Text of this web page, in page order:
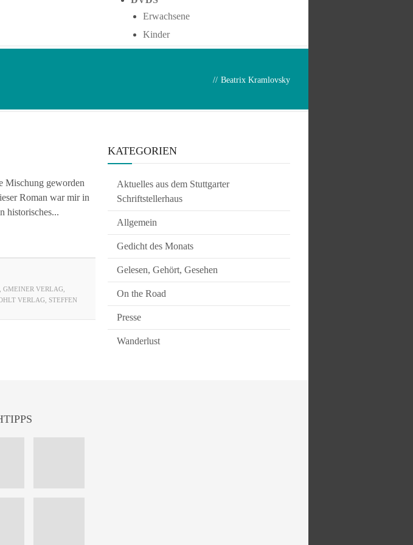
Erwachsene
Kinder
// Beatrix Kramlovsky
Mischung geworden
Roman war mir in
historisches...
GMEINER VERLAG
VERLAG STEFFEN
KATEGORIEN
Aktuelles aus dem Stuttgarter
Schriftstellerhaus
Allgemein
Gedicht des Monats
Gelesen, Gehört, Gesehen
On the Road
Presse
Wanderlust